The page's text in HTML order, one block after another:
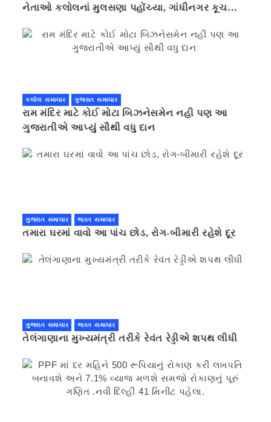
નેતાઓ કલોલનાં મુલસણા પહોંચ્યા, ગાંધીનગર કૂચ
કલોલ સમાચાર ગુજરાત સમાચાર
રામ મંદિર માટે કોઈ મોટા બિઝનેસમેન નહી પણ આ
ગુજરાતીએ આપ્યું સૌથી વધુ દાન
ગુજરાત સમાચાર ભારત સમાચાર
તમારા ઘરમાં વાવો આ પાંચ છોડ, રોગ-બીમારી રહેશે દૂર
ગુજરાત સમાચાર ભારત સમાચાર
તેલંગાણાના મુખ્યમંત્રી તરીકે રેવંત રેડ્ડીએ શપથ લીધી